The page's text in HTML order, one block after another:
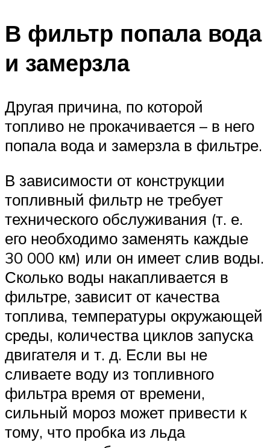
В фильтр попала вода
и замерзла
Другая причина, по которой
топливо не прокачивается – в него
попала вода и замерзла в фильтре.
В зависимости от конструкции
топливный фильтр не требует
технического обслуживания (т. е.
его необходимо заменять каждые
30 000 км) или он имеет слив воды.
Сколько воды накапливается в
фильтре, зависит от качества
топлива, температуры окружающей
среды, количества циклов запуска
двигателя и т. д. Если вы не
сливаете воду из топливного
фильтра время от времени,
сильный мороз может привести к
тому, что пробка из льда